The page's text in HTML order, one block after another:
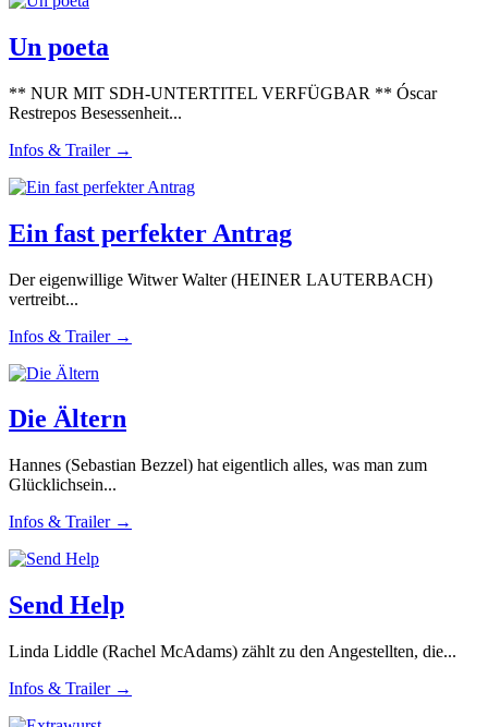
Un poeta
** NUR MIT SDH-UNTERTITEL VERFÜGBAR ** Óscar
Restrepos Besessenheit...
Infos & Trailer →
Ein fast perfekter Antrag
Der eigenwillige Witwer Walter (HEINER LAUTERBACH)
vertreibt...
Infos & Trailer →
Die Ältern
Hannes (Sebastian Bezzel) hat eigentlich alles, was man zum
Glücklichsein...
Infos & Trailer →
Send Help
Linda Liddle (Rachel McAdams) zählt zu den Angestellten, die...
Infos & Trailer →